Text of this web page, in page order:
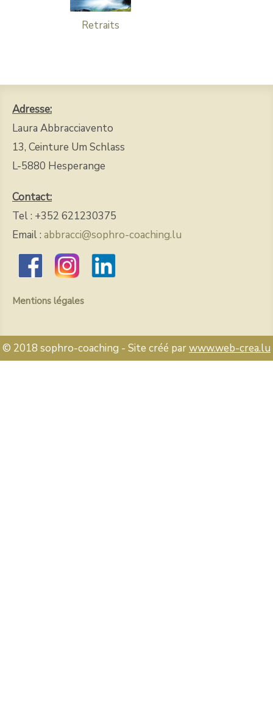
Retraits
Adresse:
Laura Abbracciavento
13, Ceinture Um Schlass
L-5880 Hesperange
Contact:
Tel : +352 621230375
Email : abbracci@sophro-coaching.lu
Mentions légales
© 2018 sophro-coaching - Site créé parwww.web-crea.lu